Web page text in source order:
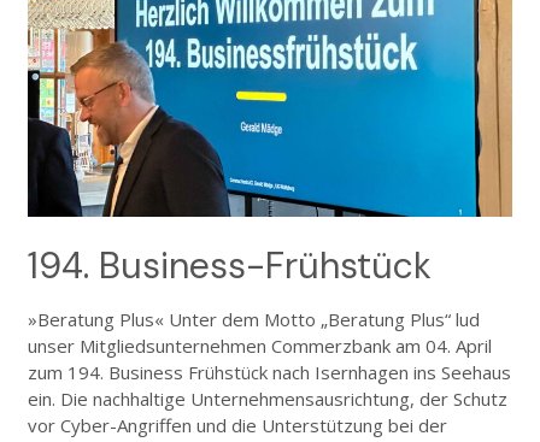
194. Business-Frühstück
»Beratung Plus« Unter dem Motto „Beratung Plus“ lud
unser Mitgliedsunternehmen Commerzbank am 04. April
zum 194. Business Frühstück nach Isernhagen ins Seehaus
ein. Die nachhaltige Unternehmensausrichtung, der Schutz
vor Cyber-Angriffen und die Unterstützung bei der